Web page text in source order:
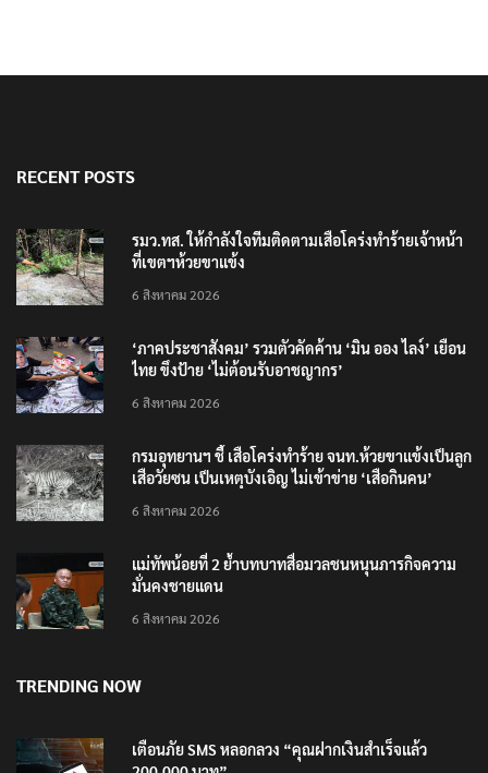
RECENT POSTS
รมว.ทส. ให้กำลังใจทีมติดตามเสือโคร่งทำร้ายเจ้าหน้า
ที่เขตฯห้วยขาแข้ง
6 สิงหาคม 2026
‘ภาคประชาสังคม’ รวมตัวคัดค้าน ‘มิน ออง ไลง์’ เยือน
ไทย ขึงป้าย ‘ไม่ต้อนรับอาชญากร’
6 สิงหาคม 2026
กรมอุทยานฯ ชี้ เสือโคร่งทำร้าย จนท.ห้วยขาแข้งเป็นลูก
เสือวัยซน เป็นเหตุบังเอิญ ไม่เข้าข่าย ‘เสือกินคน’
6 สิงหาคม 2026
แม่ทัพน้อยที่ 2 ย้ำบทบาทสื่อมวลชนหนุนภารกิจความ
มั่นคงชายแดน
6 สิงหาคม 2026
TRENDING NOW
เตือนภัย SMS หลอกลวง “คุณฝากเงินสำเร็จแล้ว